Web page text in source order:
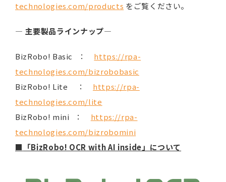
technologies.com/products をご覧ください。
― 主要製品ラインナップ―
BizRobo! Basic ： https://rpa-
technologies.com/bizrobobasic
BizRobo! Lite ： https://rpa-
technologies.com/lite
BizRobo! mini ： https://rpa-
technologies.com/bizrobomini
■ 「BizRobo! OCR with AI inside」について